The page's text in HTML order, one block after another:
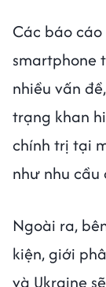
Các báo
smartphone
nhiều vấn
trạng khan
chính trị tại
như nhu
Ngoài ra,
kiện, giới
và Ukraine